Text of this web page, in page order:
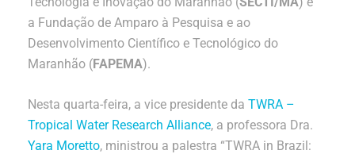
a Fundação de Amparo à Pesquisa e ao
Desenvolvimento Científico e Tecnológico do
Maranhão (FAPEMA).
Nesta quarta-feira, a vice presidente da TWRA –
Tropical Water Research Alliance, a professora Dra.
Yara Moretto, ministrou a palestra “TWRA in Brazil: